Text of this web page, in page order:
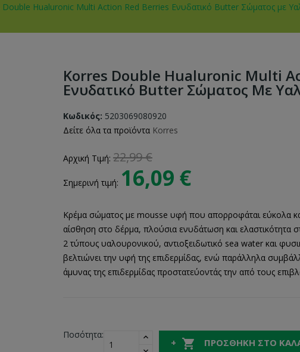
Double Hualuronic Multi Action Red Berries Ενυδατικό Butter Σώματος με
Korres Double Hualuronic Multi
Ενυδατικό Butter Σώματος Με
Κωδικός: 5203069080920
Δείτε όλα τα προϊόντα Korres
Αρχική Τιμή: 22,99 €
Σημερινή τιμή: 16,09 €
Κρέμα σώματος με mousse υφή που απορροφάται εύκολα
αίσθηση στο δέρμα, πλούσια ενυδάτωση και ελαστικότητα
2 τύπους υαλουρονικού, αντιοξειδωτικό sea water και
βελτιώνει την υφή της επιδερμίδας, ενώ παράλληλα
άμυνας της επιδερμίδας προστατεύοντάς την από τους
Ποσότητα:
 ΠΡΟΣΘΉΚΗ ΣΤΟ